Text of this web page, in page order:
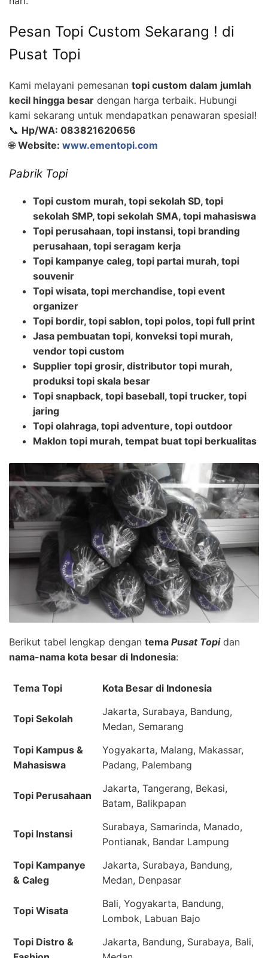
Pesan Topi Custom Sekarang ! di
Pusat Topi
Kami melayani pemesanan topi custom dalam jumlah
kecil hingga besar dengan harga terbaik. Hubungi
kami sekarang untuk mendapatkan penawaran spesial!
📞 Hp/WA: 083821620656
🌐 Website: www.ementopi.com
Pabrik Topi
Topi custom murah, topi sekolah SD, topi
sekolah SMP, topi sekolah SMA, topi mahasiswa
Topi perusahaan, topi instansi, topi branding
perusahaan, topi seragam kerja
Topi kampanye caleg, topi partai murah, topi
souvenir
Topi wisata, topi merchandise, topi event
organizer
Topi bordir, topi sablon, topi polos, topi full print
Jasa pembuatan topi, konveksi topi murah,
vendor topi custom
Supplier topi grosir, distributor topi murah,
produksi topi skala besar
Topi snapback, topi baseball, topi trucker, topi
jaring
Topi olahraga, topi adventure, topi outdoor
Maklon topi murah, tempat buat topi berkualitas
Berikut tabel lengkap dengan tema Pusat Topidan
nama-nama kota besar di Indonesia:
Tema Topi Kota Besar di Indonesia
Topi Sekolah
Jakarta, Surabaya, Bandung,
Medan, Semarang
Topi Kampus &
Mahasiswa
Yogyakarta, Malang, Makassar,
Padang, Palembang
Topi Perusahaan
Jakarta, Tangerang, Bekasi,
Batam, Balikpapan
Topi Instansi
Surabaya, Samarinda, Manado,
Pontianak, Bandar Lampung
Topi Kampanye
& Caleg
Jakarta, Surabaya, Bandung,
Medan, Denpasar
Topi Wisata
Bali, Yogyakarta, Bandung,
Lombok, Labuan Bajo
Topi Distro &
Jakarta, Bandung, Surabaya, Bali,